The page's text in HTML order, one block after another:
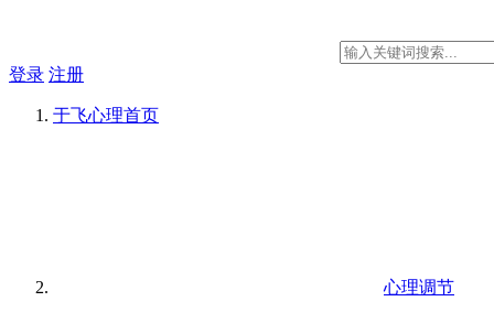
登录 注册
于飞心理首页
心理调节